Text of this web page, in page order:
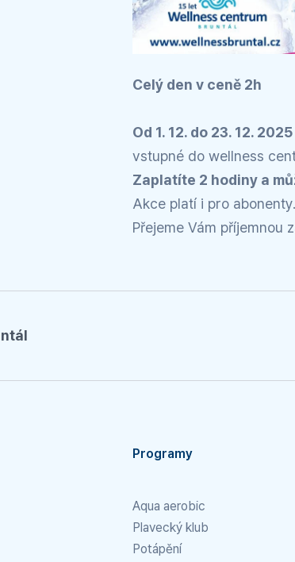
Celý den v ceně 2h
Od 1. 12. do 23. 12. 2025
vstupné do wellness
Zaplatíte 2 hodiny a
Akce platí i pro abonenty.
Přejeme Vám příjemnou
Programy
Aqua aerobic
Plavecký klub
Potápění